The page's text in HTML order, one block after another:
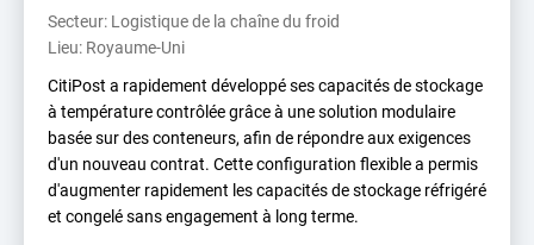
Secteur: Logistique de la chaîne du froid
Lieu: Royaume-Uni
CitiPost a rapidement développé ses capacités de stockage
à température contrôlée grâce à une solution modulaire
basée sur des conteneurs, afin de répondre aux exigences
d'un nouveau contrat. Cette configuration flexible a permis
d'augmenter rapidement les capacités de stockage réfrigéré
et congelé sans engagement à long terme.